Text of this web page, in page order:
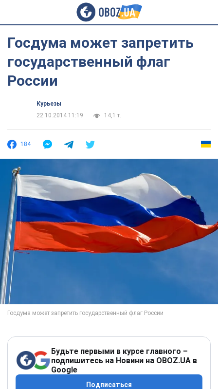
Госдума может запретить
государственный флаг
России
Курьезы
22.10.2014 11:19
14,1 т.
184
Будьте первыми в курсе главного –
подпишитесь на Новини на OBOZ.UA в
Google
Подписаться